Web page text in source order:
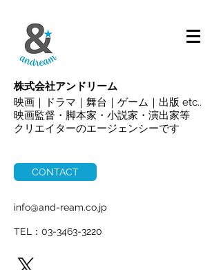
株式会社アンドリーム
映画｜ドラマ｜舞台｜ゲーム｜出版 etc..
映画監督・脚本家・小説家・演出家等
クリエイターのエージェンシーです
CONTACT
info@and-ream.co.jp
TEL：03-3463-3220